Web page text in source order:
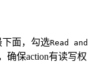
下面，勾选Read and
确保action有读写权